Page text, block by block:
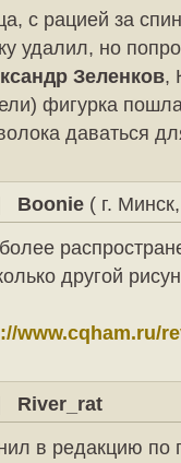
с рацией за
удалил, но
Зеленков,
фигурка
даваться
Boonie ( г.
другой
www.cqham.ru/
River_rat
в редакцию по